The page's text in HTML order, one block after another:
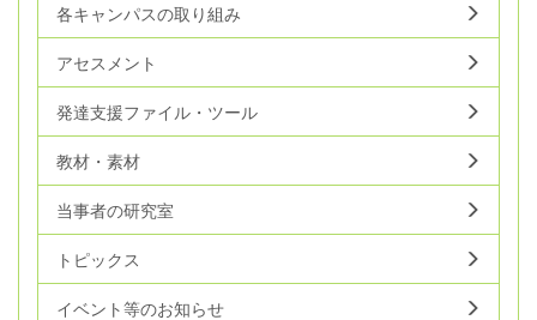
各キャンパスの取り組み
アセスメント
発達支援ファイル・ツール
教材・素材
当事者の研究室
トピックス
イベント等のお知らせ